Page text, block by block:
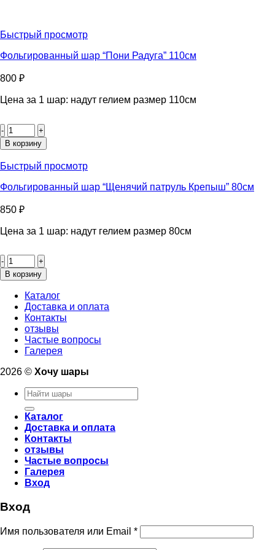
Быстрый просмотр
Фольгированный шар “Пони Радуга” 110см
800 ₽
Цена за 1 шар: надут гелием размер 110см
товара
Фольгированный
"Пони
110см
В корзину
Быстрый просмотр
Фольгированный шар “Щенячий патруль Крепыш” 80см
850 ₽
Цена за 1 шар: надут гелием размер 80см
товара
Фольгированный
"Щенячий
патруль
Крепыш"
80см
В корзину
Каталог
Доставка и оплата
Контакты
отзывы
Частые вопросы
Галерея
2026 © Хочу шары
Искать:
Каталог
Доставка и оплата
Контакты
отзывы
Частые вопросы
Галерея
Вход
Вход
Имя пользователя или Email *